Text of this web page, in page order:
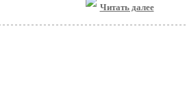
Читать далее